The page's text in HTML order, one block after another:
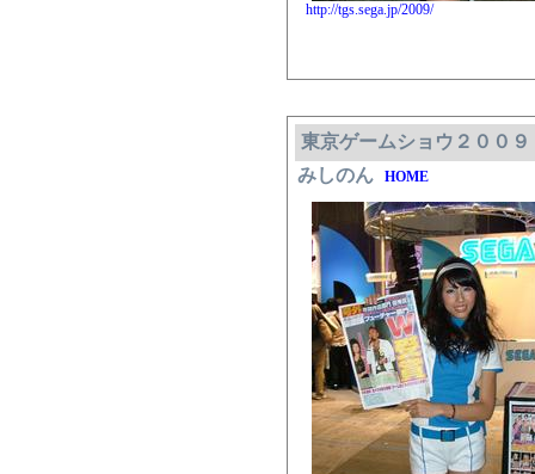
http://tgs.sega.jp/2009/
東京ゲームショウ２００９
みしのん
HOME